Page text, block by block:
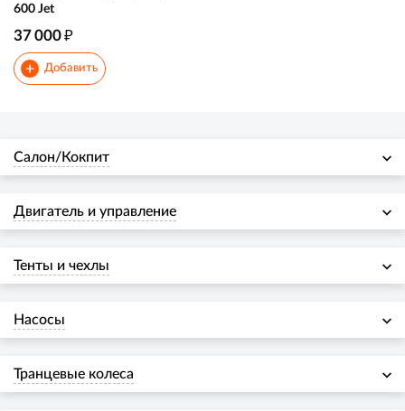
600 Jet
37 000₽
+ Добавить
Салон/Кокпит
Двигатель и управление
Тенты и чехлы
Насосы
Транцевые колеса